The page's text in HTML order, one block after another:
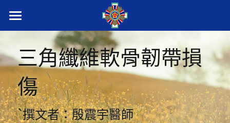
衛教新知
術後衛教
衛教QR code
學術專區
三角纖維軟骨韌帶損
傷
ˋ撰文者：殷震宇醫師